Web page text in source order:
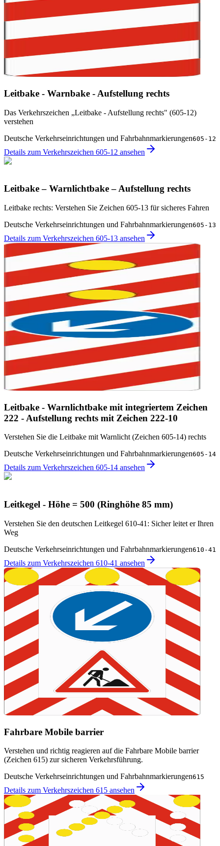
Leitbake - Warnbake - Aufstellung rechts
Das Verkehrszeichen „Leitbake - Aufstellung rechts" (605-12)
verstehen
Deutsche Verkehrseinrichtungen und Fahrbahnmarkierungen605-12
Details zum Verkehrszeichen 605-12 ansehen
Leitbake – Warnlichtbake – Aufstellung rechts
Leitbake rechts: Verstehen Sie Zeichen 605-13 für sicheres Fahren
Deutsche Verkehrseinrichtungen und Fahrbahnmarkierungen605-13
Details zum Verkehrszeichen 605-13 ansehen
Leitbake - Warnlichtbake mit integriertem Zeichen
222 - Aufstellung rechts mit Zeichen 222-10
Verstehen Sie die Leitbake mit Warnlicht (Zeichen 605-14) rechts
Deutsche Verkehrseinrichtungen und Fahrbahnmarkierungen605-14
Details zum Verkehrszeichen 605-14 ansehen
Leitkegel - Höhe = 500 (Ringhöhe 85 mm)
Verstehen Sie den deutschen Leitkegel 610-41: Sicher leitet er Ihren
Weg
Deutsche Verkehrseinrichtungen und Fahrbahnmarkierungen610-41
Details zum Verkehrszeichen 610-41 ansehen
Fahrbare Mobile barrier
Verstehen und richtig reagieren auf die Fahrbare Mobile barrier
(Zeichen 615) zur sicheren Verkehrsführung.
Deutsche Verkehrseinrichtungen und Fahrbahnmarkierungen615
Details zum Verkehrszeichen 615 ansehen